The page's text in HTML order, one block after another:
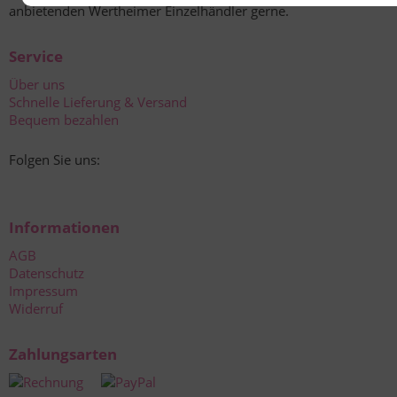
anbietenden Wertheimer Einzelhändler gerne.
Service
Über uns
Schnelle Lieferung & Versand
Bequem bezahlen
Folgen Sie uns:
Informationen
AGB
Datenschutz
Impressum
Widerruf
Zahlungsarten